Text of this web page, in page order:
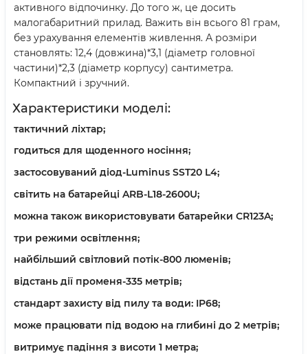
активного відпочинку. До того ж, це досить
малогабаритний прилад. Важить він всього 81 грам,
без урахування елементів живлення. А розміри
становлять: 12,4 (довжина)*3,1 (діаметр головної
частини)*2,3 (діаметр корпусу) сантиметра.
Компактний і зручний.
Характеристики моделі:
тактичний ліхтар;
годиться для щоденного носіння;
застосовуваний діод-Luminus SST20 L4;
світить на батарейці ARB-L18-2600U;
можна також використовувати батарейки CR123A;
три режими освітлення;
найбільший світловий потік-800 люменів;
відстань дії променя-335 метрів;
стандарт захисту від пилу та води: IP68;
може працювати під водою на глибині до 2 метрів;
витримує падіння з висоти 1 метра;